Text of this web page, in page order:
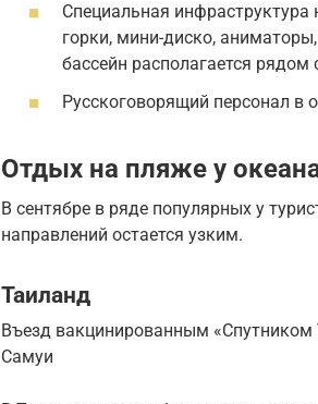
Специальная инфраструктура
горки, мини-диско,
бассейн располагается
Русскоговорящий персонал в
Отдых на пляже у
В сентябре в ряде популярных у
направлений остается узким.
Таиланд
Въезд вакцинированным «Спутником
Самуи